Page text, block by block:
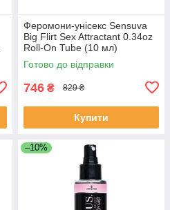
Феромони-унісекс Sensuva
Big Flirt Sex Attractant 0.34oz
Roll-On Tube (10 мл)
Готово до відправки
746 ₴ 829 ₴
Купити
–10%